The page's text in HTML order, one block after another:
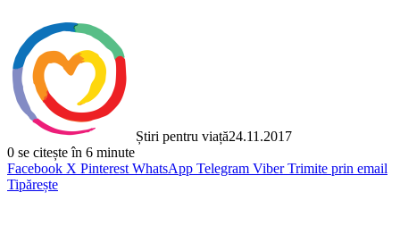
Știri pentru viață24.11.2017
0 se citește în 6 minute
Facebook X Pinterest WhatsApp Telegram Viber Trimite prin email
Tipărește